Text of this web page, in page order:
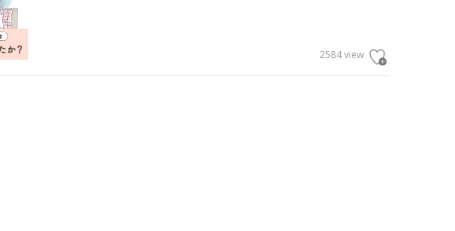
2584 view